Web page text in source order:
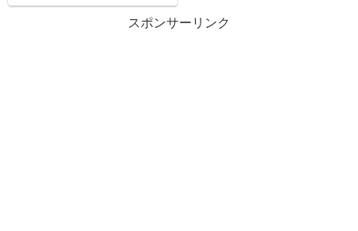
スポンサーリンク